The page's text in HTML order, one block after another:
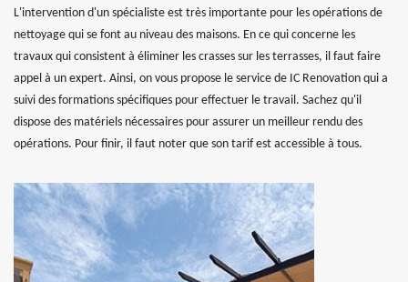
L'intervention d'un spécialiste est très importante pour les opérations de
nettoyage qui se font au niveau des maisons. En ce qui concerne les
travaux qui consistent à éliminer les crasses sur les terrasses, il faut faire
appel à un expert. Ainsi, on vous propose le service de IC Renovation qui a
suivi des formations spécifiques pour effectuer le travail. Sachez qu'il
dispose des matériels nécessaires pour assurer un meilleur rendu des
opérations. Pour finir, il faut noter que son tarif est accessible à tous.